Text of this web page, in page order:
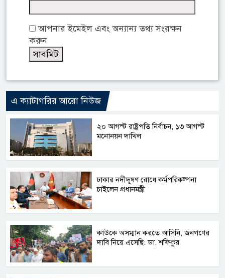
আপনার ইমেইল এবং অন্যান্য তথ্য সংরক্ষন
করুন
এ ক্যাটাগরির আরো নিউজ
২০ আগস্ট রাষ্ট্রপতি নির্বাচন, ১৩ আগস্ট
মনোনয়ন দাখিল
ঢাকার নদীদূষণ রোধে কর্মপরিকল্পনা
চাইলেন প্রধানমন্ত্রী
কাউকে অসম্মান করতে আসিনি, জনগণের
দাবি নিয়ে এসেছি: ডা. শফিকুর